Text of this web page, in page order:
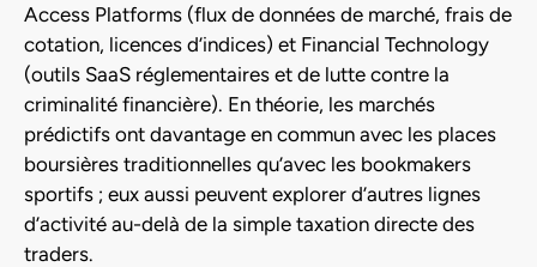
Access Platforms (flux de données de marché, frais de
cotation, licences d’indices) et Financial Technology
(outils SaaS réglementaires et de lutte contre la
criminalité financière). En théorie, les marchés
prédictifs ont davantage en commun avec les places
boursières traditionnelles qu’avec les bookmakers
sportifs ; eux aussi peuvent explorer d’autres lignes
d’activité au-delà de la simple taxation directe des
traders.